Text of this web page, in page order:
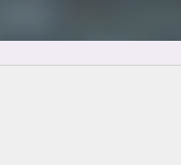
ارسال توسط: elmi.alireza70 پاسخ ها:0
Girls in your